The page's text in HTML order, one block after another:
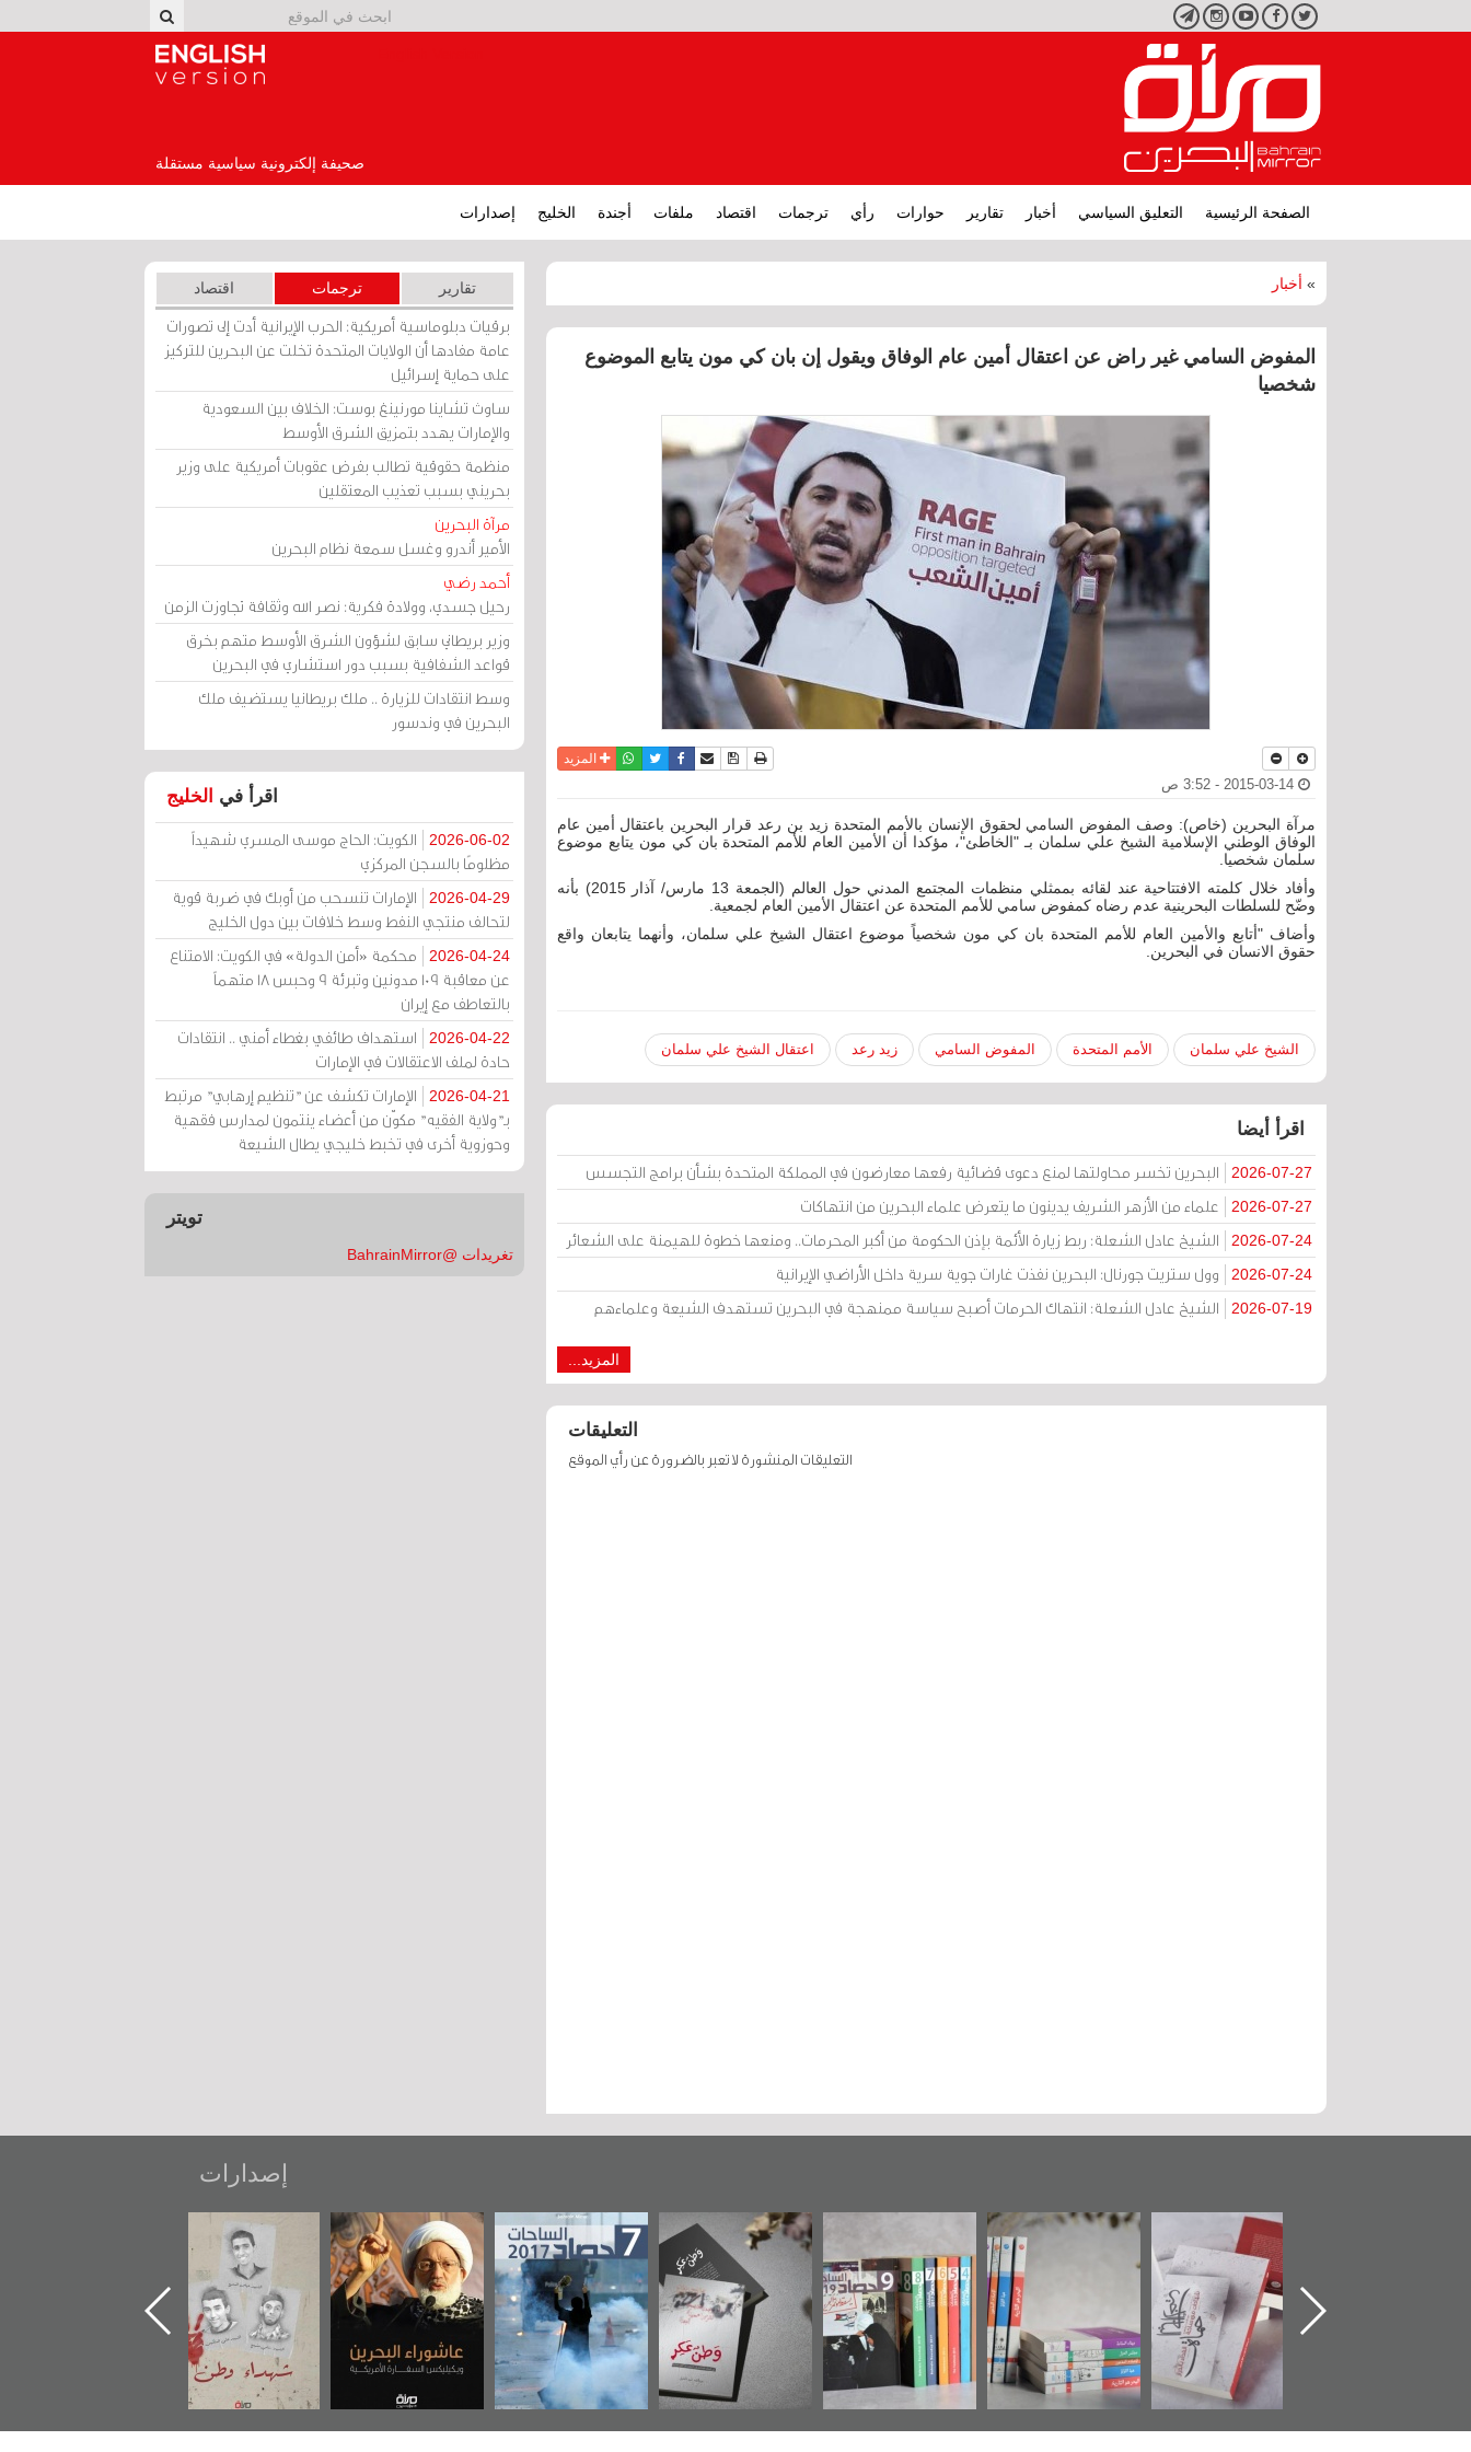
تويتر فيسبوكيوتيوبانستجرامتليجرام
صحيفة إلكترونية سياسية مستقلة
الصفحة الرئيسية التعليق السياسي أخبار تقارير حوارات رأي ترجمات اقتصاد ملفات أجندة الخليج إصدارات
» أخبار
المفوض السامي غير راض عن اعتقال أمين عام الوفاق ويقول إن بان كي مون يتابع الموضوع
شخصيا
نسخة للطباعة
حفظ الموضوع
أرسل الى صديق
فيسبوكتويترواتسابالمزيد
مرآة البحرين (خاص): وصف المفوض السامي لحقوق الإنسان بالأمم المتحدة زيد بن رعد قرار البحرين باعتقال أمين عام
الوفاق الوطني الإسلامية الشيخ علي سلمان بـ "الخاطئ"، مؤكدا أن الأمين العام للأمم المتحدة بان كي مون يتابع موضوع
سلمان شخصيا.
وأفاد خلال كلمته الافتتاحية عند لقائه بممثلي منظمات المجتمع المدني حول العالم (الجمعة 13 مارس/ آذار 2015) بأنه
وضّح للسلطات البحرينية عدم رضاه كمفوض سامي للأمم المتحدة عن اعتقال الأمين العام لجمعية.
وأضاف "أتابع والأمين العام للأمم المتحدة بان كي مون شخصياً موضوع اعتقال الشيخ علي سلمان، وأنهما يتابعان واقع
حقوق الانسان في البحرين.
الشيخ علي سلمان الأمم المتحدة المفوض السامي زيد رعد اعتقال الشيخ علي سلمان
اقرأ أيضا
2026-07-27 البحرين تخسر محاولتها لمنع دعوى قضائية رفعها معارضون في المملكة المتحدة بشأن برامج التجسس
2026-07-27 علماء من الأزهر الشريف يدينون ما يتعرض علماء البحرين من انتهاكات
2026-07-24 الشيخ عادل الشعلة: ربط زيارة الأئمة بإذن الحكومة من أكبر المحرمات.. ومنعها خطوة للهيمنة على الشعائر
2026-07-24 وول ستريت جورنال: البحرين نفذت غارات جوية سرية داخل الأراضي الإيرانية
2026-07-19 الشيخ عادل الشعلة: انتهاك الحرمات أصبح سياسة ممنهجة في البحرين تستهدف الشيعة وعلماءهم
المزيد...
التعليقات
التعليقات المنشورة لا تعبر بالضرورة عن رأي الموقع
تقارير ترجمات اقتصاد
برقيات دبلوماسية أمريكية: الحرب الإيرانية أدت إلى تصورات
عامة مفادها أن الولايات المتحدة تخلت عن البحرين للتركيز
على حماية إسرائيل
ساوث تشاينا مورنينغ بوست: الخلاف بين السعودية
والإمارات يهدد بتمزيق الشرق الأوسط
منظمة حقوقية تطالب بفرض عقوبات أمريكية على وزير
بحريني بسبب تعذيب المعتقلين
مرآة البحرين
الأمير أندرو وغسل سمعة نظام البحرين
أحمد رضي
رحيل جسدي، وولادة فكرية: نصر الله وثقافة تجاوزت الزمن
وزير بريطاني سابق لشؤون الشرق الأوسط متهم بخرق
قواعد الشفافية بسبب دور استشاري في البحرين
وسط انتقادات للزيارة .. ملك بريطانيا يستضيف ملك
البحرين في وندسور
اقرأ في الخليج
2026-06-02
الكويت: الحاج موسى المسري شهيداً
مظلومًا بالسجن المركزي
2026-04-29
الإمارات تنسحب من أوبك في ضربة قوية
لتحالف منتجي النفط وسط خلافات بين دول الخليج
2026-04-24
محكمة «أمن الدولة» في الكويت: الامتناع
عن معاقبة 109 مدونين وتبرئة 9 وحبس 18 متهماً
بالتعاطف مع إيران
2026-04-22
استهداف طائفي بغطاء أمني .. انتقادات
حادة لملف الاعتقالات في الإمارات
2026-04-21
الإمارات تكشف عن "تنظيم إرهابي" مرتبط
بـ"ولاية الفقيه" مكوّن من أعضاء ينتمون لمدارس فقهية
وحوزوية أخرى في تخبط خليجي يطال الشيعة
تويتر
تغريدات @BahrainMirror
إصدارات
تصنيف موضوعي
للوثائق البريطانية
يقدمه «مركز أوال»
في سلسلة من 5
كتب
"مرآة البحرين"
جديدة لمعتقل
عسكري تصدر عن
«مرآة البحرين»
حصاد 2017
عاشوراء البحرين...
ويكيليكس السفارة
الأمريكية
شهداء وطن
«جَوْ»: رواية
المعتقل جهاد